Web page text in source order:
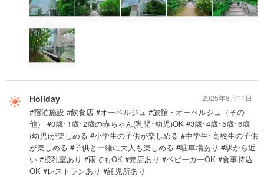
Holiday
#宿泊施設 #飲食店 #オーベルジュ #旅館・オーベルジュ（その
他） #0歳･1歳･2歳の赤ちゃん(乳児･幼児)OK #3歳･4歳･5歳･6歳
(幼児)が楽しめる #小学生の子供が楽しめる #中学生･高校生の子供
が楽しめる #子供と一緒に大人も楽しめる #駐車場あり #駅から近
い #授乳室あり #雨でもOK #売店あり #ベビーカーOK #食事持込
OK #レストランあり #託児所あり
2025年8月11日